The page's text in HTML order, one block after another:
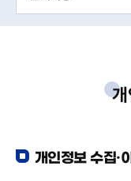
개
개인정보 수집·